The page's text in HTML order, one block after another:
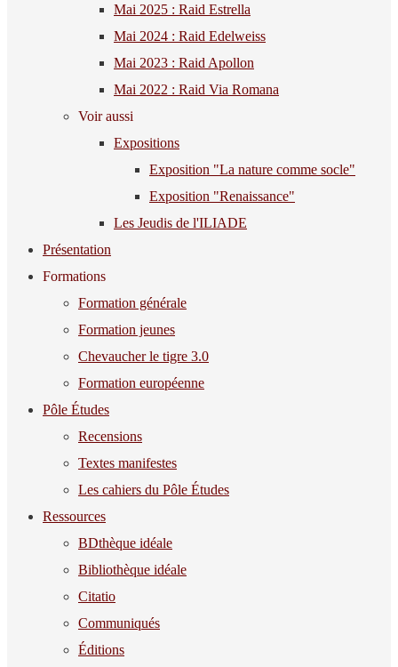
Mai 2025 : Raid Estrella
Mai 2024 : Raid Edelweiss
Mai 2023 : Raid Apollon
Mai 2022 : Raid Via Romana
Voir aussi
Expositions
Exposition "La nature comme socle"
Exposition "Renaissance"
Les Jeudis de l'ILIADE
Présentation
Formations
Formation générale
Formation jeunes
Chevaucher le tigre 3.0
Formation européenne
Pôle Études
Recensions
Textes manifestes
Les cahiers du Pôle Études
Ressources
BDthèque idéale
Bibliothèque idéale
Citatio
Communiqués
Éditions